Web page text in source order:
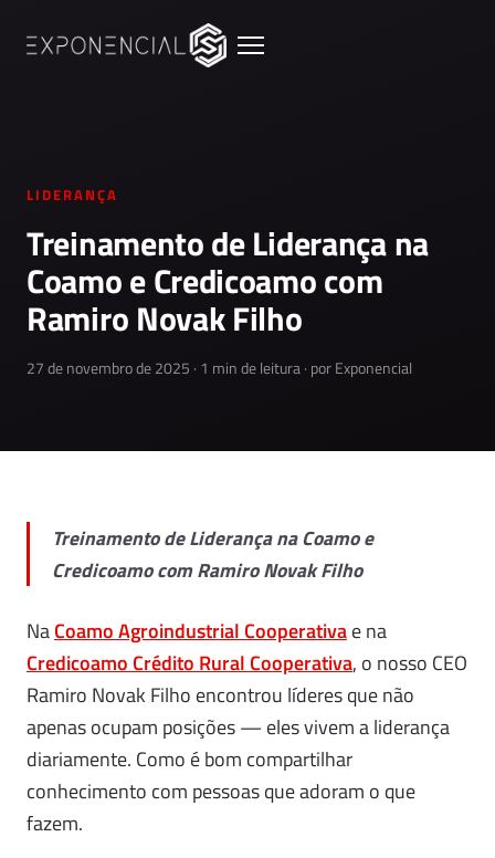
LIDERANÇA
Treinamento de Liderança na
Coamo e Credicoamo com
Ramiro Novak Filho
27 de novembro de 2025 · 1 min de leitura · por Exponencial
Treinamento de Liderança na Coamo e
Credicoamo com Ramiro Novak Filho
NaCoamo Agroindustrial Cooperativae na
Credicoamo Crédito Rural Cooperativa, o nosso CEO
Ramiro Novak Filho encontrou líderes que não
apenas ocupam posições — eles vivem a liderança
diariamente. Como é bom compartilhar
conhecimento com pessoas que adoram o que
fazem.